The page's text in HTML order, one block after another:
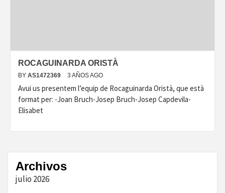
ROCAGUINARDA ORISTÀ
BY AS1472369 3 AÑOS AGO
Avui us presentem l’equip de Rocaguinarda Oristà, que està
format per: -Joan Bruch-Josep Bruch-Josep Capdevila-
Elisabet
Archivos
julio 2026